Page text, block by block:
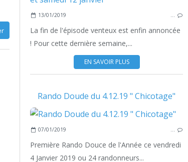
13/01/2019 …
La fin de l'épisode venteux est enfin annoncée
! Pour cette dernière semaine,...
EN SAVOIR PLUS
Rando Doude du 4.12.19 " Chicotage"
07/01/2019 …
Première Rando Douce de l'Année ce vendredi
4 Janvier 2019 ou 24 randonneurs...